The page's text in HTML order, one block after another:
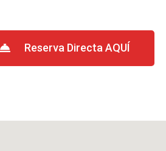
Reserva Directa AQUÍ​